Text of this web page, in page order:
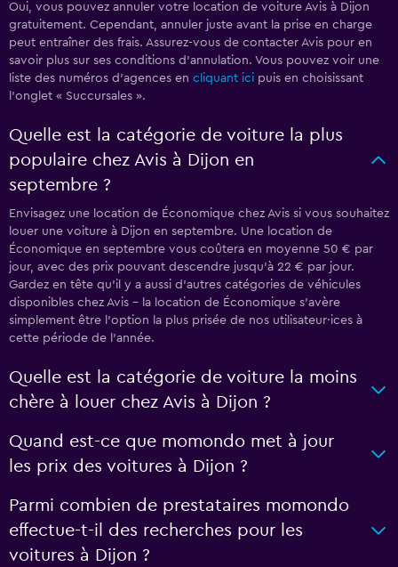
Oui, vous pouvez annuler votre location de voiture Avis à Dijon
gratuitement. Cependant, annuler juste avant la prise en charge
peut entraîner des frais. Assurez-vous de contacter Avis pour en
savoir plus sur ses conditions d’annulation. Vous pouvez voir une
liste des numéros d’agences en cliquant ici puis en choisissant
l’onglet « Succursales ».
Quelle est la catégorie de voiture la plus
populaire chez Avis à Dijon en
septembre ?
Envisagez une location de Économique chez Avis si vous souhaitez
louer une voiture à Dijon en septembre. Une location de
Économique en septembre vous coûtera en moyenne 50 € par
jour, avec des prix pouvant descendre jusqu’à 22 € par jour.
Gardez en tête qu’il y a aussi d’autres catégories de véhicules
disponibles chez Avis - la location de Économique s’avère
simplement être l’option la plus prisée de nos utilisateur·ices à
cette période de l’année.
Quelle est la catégorie de voiture la moins
chère à louer chez Avis à Dijon ?
Quand est-ce que momondo met à jour
les prix des voitures à Dijon ?
Parmi combien de prestataires momondo
effectue-t-il des recherches pour les
voitures à Dijon ?